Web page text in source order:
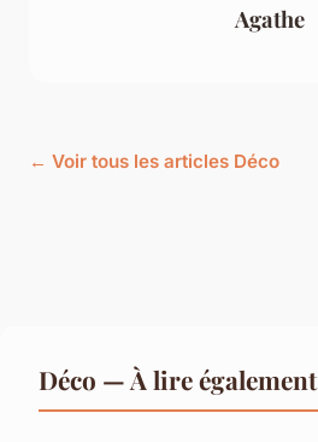
Agathe
← Voir tous les articles Déco
Déco — À lire également